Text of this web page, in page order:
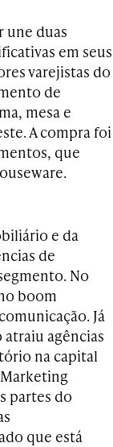
une duas
em seus
varejistas do
de
mesa e
A compra foi
que
e da
de
No
boom
Já
agências
na capital
partes do
que está